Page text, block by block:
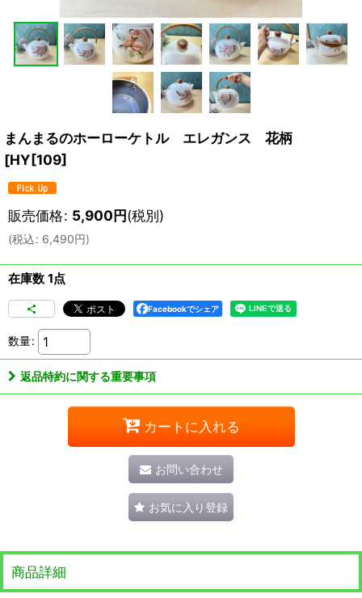
まんまるのホーローケトル エレガンス 花柄
[HY[109]
販売価格: 5,900円(税別)
(税込: 6,490円)
在庫数 1点
Facebookでシェア
数量:
返品特約に関する重要事項
カートに入れる
お問い合わせ
お気に入り登録
商品詳細